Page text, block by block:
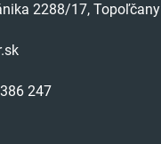
2288/17, Topoľčany
247